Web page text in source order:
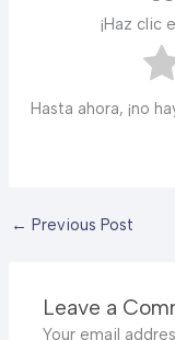
¡Haz clic
Hasta ahora, ¡no
← Previous Post
Leave a
Your email